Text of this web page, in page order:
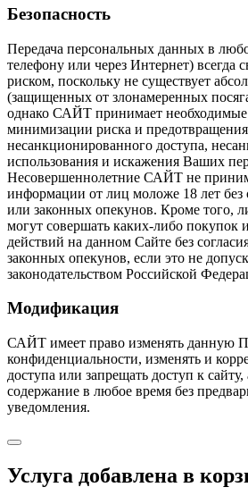
Безопасность
Передача персональных данных в
телефону или через Интернет) всегда
риском, поскольку не существует
(защищенных от злонамеренных
однако САЙТ принимает
минимизации риска и предотвращения
несанкционированного доступа,
использования и искажения Ваших
Несовершеннолетние САЙТ не
информации от лиц моложе 18 лет без
или законных опекунов. Кроме того,
могут совершать каких-либо
действий на данном Сайте без
законных опекунов, если это не
законодательством Российской
Модификация
САЙТ имеет право изменять данную
конфиденциальности, изменять и
доступа или запрещать доступ к
содержание в любое время без
уведомления.
Услуга добавлена в